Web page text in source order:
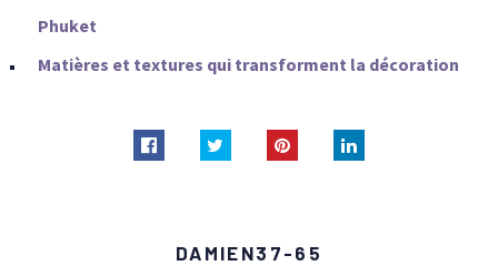
Phuket
Matières et textures qui transforment la décoration
DAMIEN37-65